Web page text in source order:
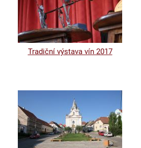
Tradiční výstava vín 2017